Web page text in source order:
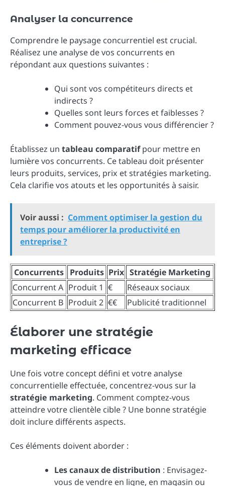
Analyser la concurrence
Comprendre le paysage concurrentiel est crucial.
Réalisez une analyse de vos concurrents en
répondant aux questions suivantes :
Qui sont vos compétiteurs directs et
indirects ?
Quelles sont leurs forces et faiblesses ?
Comment pouvez-vous vous différencier ?
Établissez un tableau comparatifpour mettre en
lumière vos concurrents. Ce tableau doit présenter
leurs produits, services, prix et stratégies marketing.
Cela clarifie vos atouts et les opportunités à saisir.
Voir aussi : Comment optimiser la gestion du
temps pour améliorer la productivité en
entreprise ?
Concurrents Produits Prix Stratégie Marketing
Concurrent A Produit 1 €
Réseaux sociaux
Concurrent B Produit 2 €€ Publicité traditionnel
Élaborer une stratégie
marketing efficace
Une fois votre concept défini et votre analyse
concurrentielle effectuée, concentrez-vous sur la
stratégie marketing. Comment comptez-vous
atteindre votre clientèle cible ? Une bonne stratégie
doit inclure différents aspects.
Ces éléments doivent aborder :
Les canaux de distribution : Envisagez-
vous de vendre en ligne, en magasin ou